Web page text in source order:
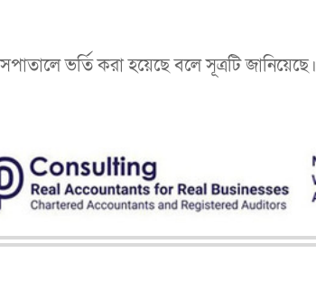
ভর্তি করা হয়েছে বলে সূত্রটি জানিয়েছে।